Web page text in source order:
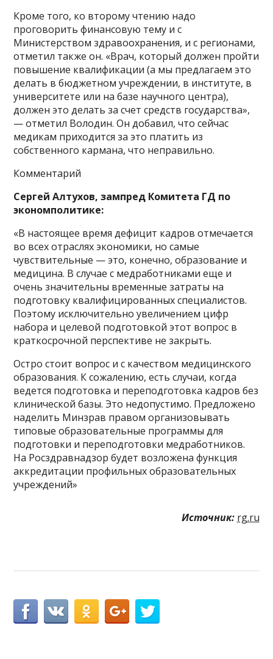
Кроме того, ко второму чтению надо
проговорить финансовую тему и с
Министерством здравоохранения, и с регионами,
отметил также он. «Врач, который должен пройти
повышение квалификации (а мы предлагаем это
делать в бюджетном учреждении, в институте, в
университете или на базе научного центра),
должен это делать за счет средств государства»,
— отметил Володин. Он добавил, что сейчас
медикам приходится за это платить из
собственного кармана, что неправильно.
Комментарий
Сергей Алтухов, зампред Комитета ГД по
экономполитике:
«В настоящее время дефицит кадров отмечается
во всех отраслях экономики, но самые
чувствительные — это, конечно, образование и
медицина. В случае с медработниками еще и
очень значительны временные затраты на
подготовку квалифицированных специалистов.
Поэтому исключительно увеличением цифр
набора и целевой подготовкой этот вопрос в
краткосрочной перспективе не закрыть.
Остро стоит вопрос и с качеством медицинского
образования. К сожалению, есть случаи, когда
ведется подготовка и переподготовка кадров без
клинической базы. Это недопустимо. Предложено
наделить Минзрав правом организовывать
типовые образовательные программы для
подготовки и переподготовки медработников.
На Росздравнадзор будет возложена функция
аккредитации профильных образовательных
учреждений»
Источник: rg.ru